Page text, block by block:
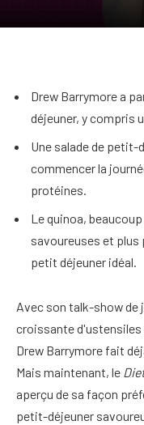
Drew Barrymore a
déjeuner, y compris
Une salade de petit-
commencer la
protéines.
Le quinoa,
savoureuses et plus
petit déjeuner idéal.
Avec son talk-show de
croissante d'ustensiles
Drew Barrymore fait
Mais maintenant, le
aperçu de sa façon
petit-déjeuner